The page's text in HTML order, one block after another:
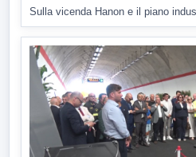
Sulla vicenda Hanon e il piano